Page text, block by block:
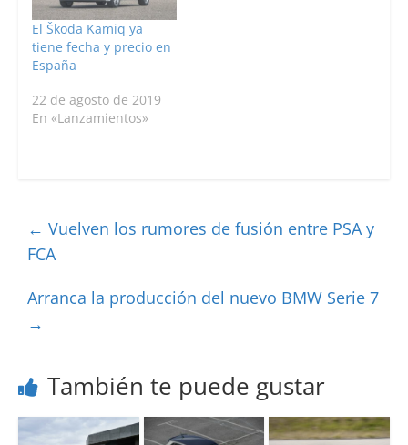
El Škoda Kamiq ya
tiene fecha y precio en
España
22 de agosto de 2019
En «Lanzamientos»
← Vuelven los rumores de fusión entre PSA y
FCA
Arranca la producción del nuevo BMW Serie 7
→
También te puede gustar